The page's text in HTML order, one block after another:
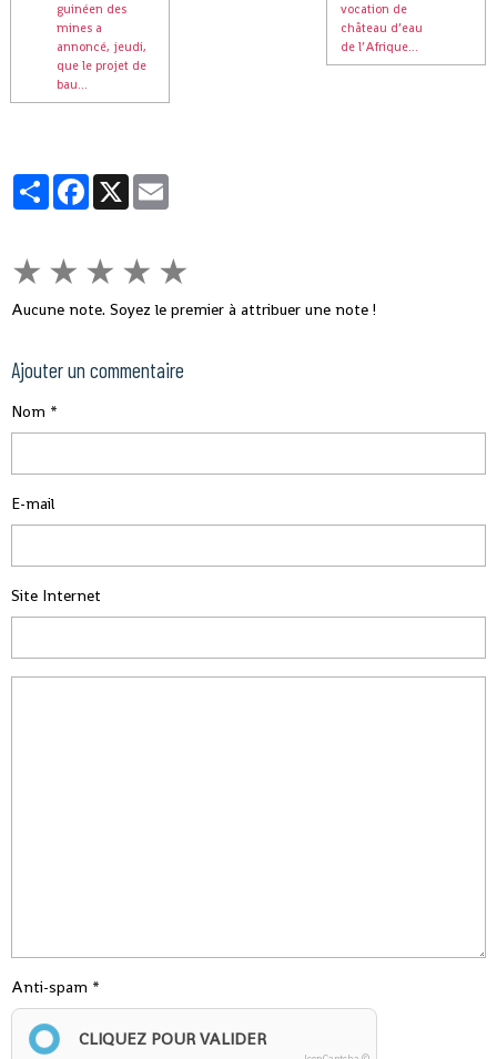
guinéen des
mines a
annoncé, jeudi,
que le projet de
bau...
vocation de
château d’eau
de l’Afrique...
PartagerFacebook
X
★ ★ ★ ★ ★
Aucune note. Soyez le premier à attribuer une note !
Ajouter un commentaire
Nom
E-mail
Site Internet
Anti-spam
CLIQUEZ POUR VALIDER